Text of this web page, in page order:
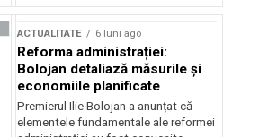
ACTUALITATE 6 luni ago
Reforma administrației:
Bolojan detaliază măsurile și
economiile planificate
Premierul Ilie Bolojan a anunțat că
elementele fundamentale ale reformei